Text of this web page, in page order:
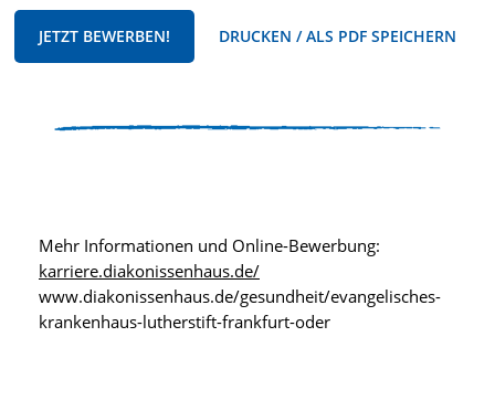
JETZT BEWERBEN! DRUCKEN / ALS PDF SPEICHERN
Mehr Informationen und Online-Bewerbung:
karriere.diakonissenhaus.de/
www.diakonissenhaus.de/gesundheit/evangelisches-
krankenhaus-lutherstift-frankfurt-oder